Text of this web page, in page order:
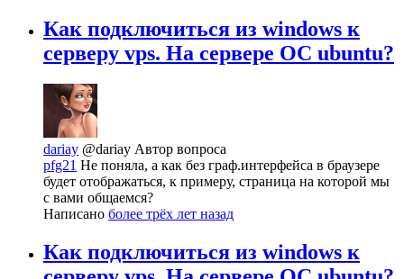
Как подключиться из windows к
серверу vps. На сервере ОС ubuntu?
dariay @dariay Автор вопроса
pfg21 Не поняла, а как без граф.интерфейса в браузере
будет отображаться, к примеру, страница на которой мы
с вами общаемся?
Написано более трёх лет назад
Как подключиться из windows к